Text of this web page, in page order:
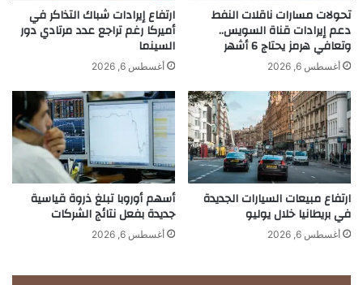
ا
د
ا
ت
ع
ب
ل
و
غ
م
ش
ت
ر
ه
ك
و
ج
ة
أ
و
ل
ى
ل
ع
شّ
ا
تحولات مسارات ناقلات النفط
دعم إيرادات قناة السويس..
وتعافي هرمز يحتاج 6 أشهر
أغسطس 6, 2026
ارتفاع إيرادات شباك التذاكر في
أميركا رغم تراجع عدد مرتادي دور
السينما
أغسطس 6, 2026
ارتفاع مبيعات السيارات الجديدة
في بريطانيا خلال يوليو
أغسطس 6, 2026
أسهم أوروبا تبلغ ذروة قياسية
جديدة بفعل نتائج الشركات
أغسطس 6, 2026